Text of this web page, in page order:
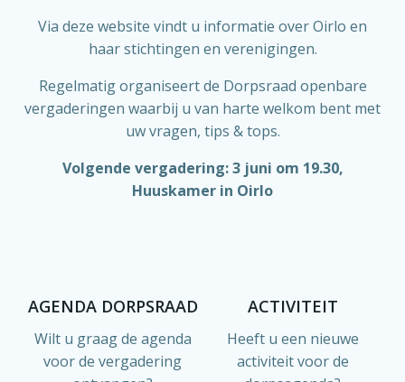
Via deze website vindt u informatie over Oirlo en
haar stichtingen en verenigingen.
Regelmatig organiseert de Dorpsraad openbare
vergaderingen waarbij u van harte welkom bent met
uw vragen, tips & tops.
Volgende vergadering: 3 juni om 19.30,
Huuskamer in Oirlo
AGENDA DORPSRAAD
Wilt u graag de agenda
voor de vergadering
ACTIVITEIT
Heeft u een nieuwe
activiteit voor de